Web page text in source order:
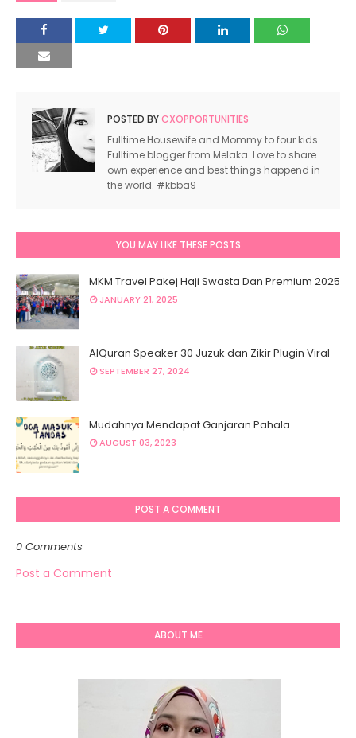
POSTED BYCXOPPORTUNITIES
Fulltime Housewife and Mommy to four kids.
Fulltime blogger from Melaka. Love to share
own experience and best things happend in
the world. #kbba9
YOU MAY LIKE THESE POSTS
MKM Travel Pakej Haji Swasta Dan Premium 2025
JANUARY 21, 2025
AlQuran Speaker 30 Juzuk dan Zikir Plugin Viral
SEPTEMBER 27, 2024
Mudahnya Mendapat Ganjaran Pahala
AUGUST 03, 2023
POST A COMMENT
0 Comments
Post a Comment
ABOUT ME